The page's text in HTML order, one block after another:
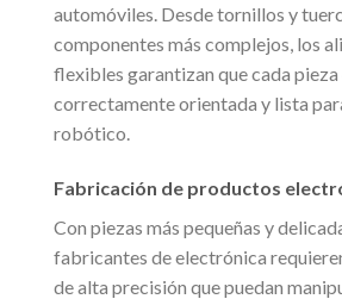
automóviles. Desde tornillos y
componentes más complejos, los
flexibles garantizan que cada pieza
correctamente orientada y lista
robótico.
Fabricación de productos
Con piezas más pequeñas y
fabricantes de electrónica
de alta precisión que puedan